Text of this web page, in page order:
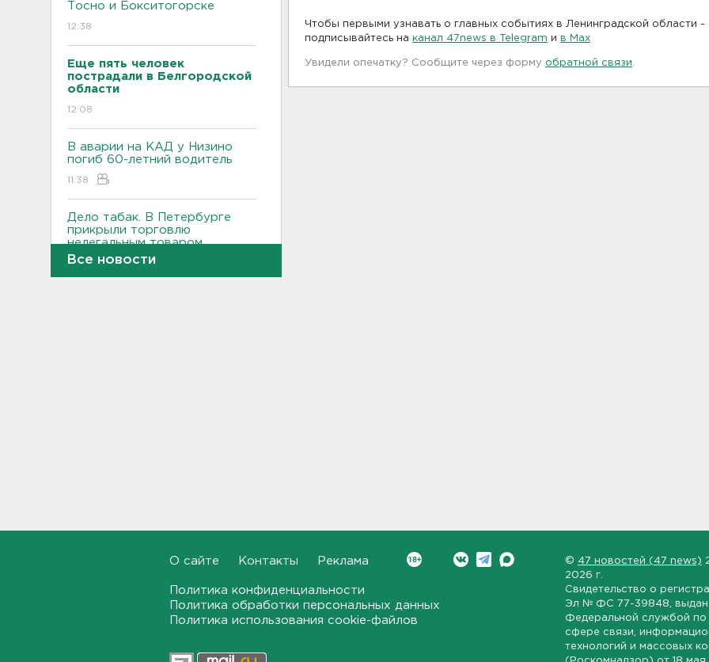
Тосно и Бокситогорске
12:38
Еще пять человек
пострадали в Белгородской
области
12:08
В аварии на КАД у Низино
погиб 60-летний водитель
11:38
Дело табак. В Петербурге
прикрыли торговлю
нелегальным товаром
11:07
транспорт в Белгородской
С Ладоги эвакуировали
лодочника с заглохшим
Все новости
Чтобы первыми узнавать о главных событиях в Ленинградской области -
подписывайтесь на канал 47news в Telegram и в Maх
Увидели опечатку? Сообщите через форму обратной связи
О сайте Контакты Реклама
Политика конфиденциальности
Политика обработки персональных данных
Политика использования cookie-файлов
© 47 новостей (47 news)
2026 г.
Свидетельство о
Эл № ФС 77-39848 ,
Федеральной службой по
сфере связи,
технологий и массовых